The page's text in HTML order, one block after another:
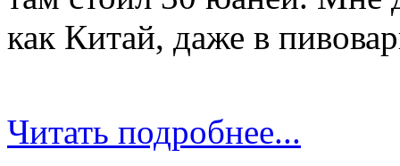
как Китай, даже в
Читать подробнее...